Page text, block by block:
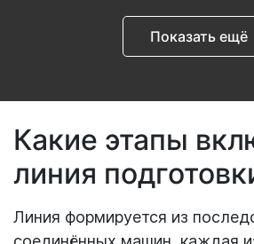
Показать ещё
Какие этапы
линия
Линия формируется из